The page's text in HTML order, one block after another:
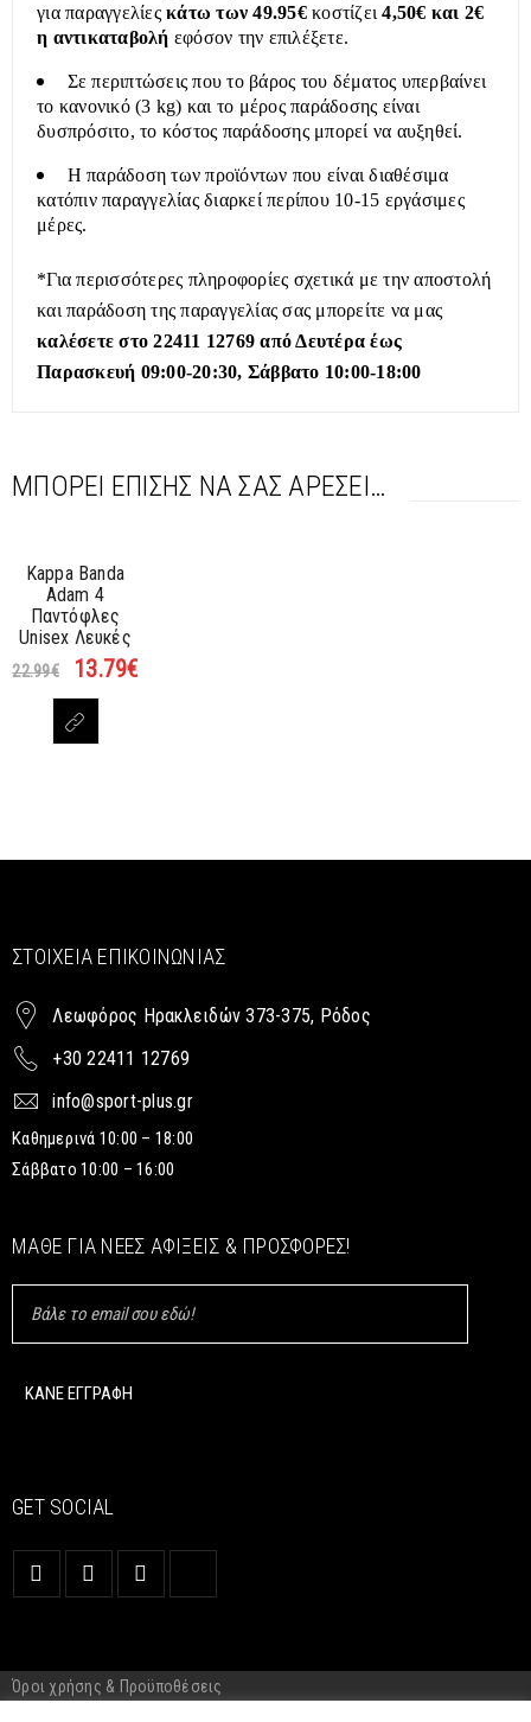
για παραγγελίες κάτω των 49.95€κοστίζει4,50€ και 2€
η αντικαταβολή εφόσον την επιλέξετε.
Σε περιπτώσεις που το βάρος του δέματος υπερβαίνει
το κανονικό (3 kg) και το μέρος παράδοσης είναι
δυσπρόσιτο, το κόστος παράδοσης μπορεί να αυξηθεί.
Η παράδοση των προϊόντων που είναι διαθέσιμα
κατόπιν παραγγελίας διαρκεί περίπου 10-15 εργάσιμες
μέρες.
*Για περισσότερες πληροφορίες σχετικά με την αποστολή
και παράδοση της παραγγελίας σας μπορείτε να μας
καλέσετε στο 22411 12769 από Δευτέρα έως
Παρασκευή 09:00-20:30, Σάββατο 10:00-18:00
ΜΠΟΡΕΊ ΕΠΊΣΗΣ ΝΑ ΣΑΣ ΑΡΈΣΕΙ…
SALE
-40%
Kappa Banda
Adam 4
Παντόφλες
Unisex Λευκές
22.99€ 13.79€
ΣΤΟΙΧΕΊΑ ΕΠΙΚΟΙΝΩΝΊΑΣ
Λεωφόρος Ηρακλειδών 373-375, Ρόδος
+30 22411 12769
info@sport-plus.gr
Καθημερινά 10:00 – 18:00
Σάββατο 10:00 – 16:00
ΜΆΘΕ ΓΙΑ ΝΈΕΣ ΑΦΊΞΕΙΣ & ΠΡΟΣΦΟΡΈΣ!
GET SOCIAL
Όροι χρήσης & Προϋποθέσεις